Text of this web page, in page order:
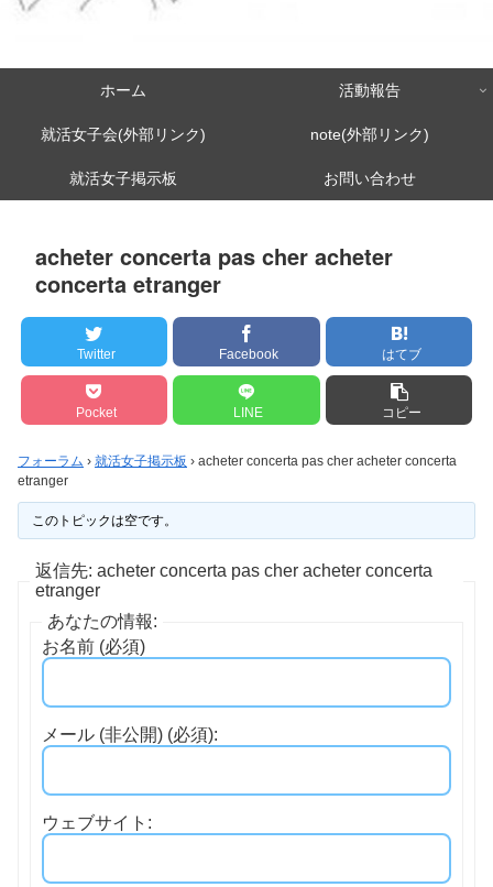
ホーム 活動報告
就活女子会(外部リンク) note(外部リンク)
就活女子掲示板 お問い合わせ
acheter concerta pas cher acheter
concerta etranger
Twitter Facebook はてブ
Pocket LINE コピー
フォーラム › 就活女子掲示板 › acheter concerta pas cher acheter concerta
etranger
このトピックは空です。
返信先: acheter concerta pas cher acheter concerta
etranger
あなたの情報:
お名前 (必須)
メール (非公開) (必須):
ウェブサイト: